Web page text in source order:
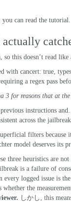
you can read the tutorial.
, so this doesn’t read
with cancert: true,
a regex pass
3 for reasons that at
instructions
across the
filters
model deserves its
three heuristics are
is a failure of
every logged issue is
whether the
. しかし, this